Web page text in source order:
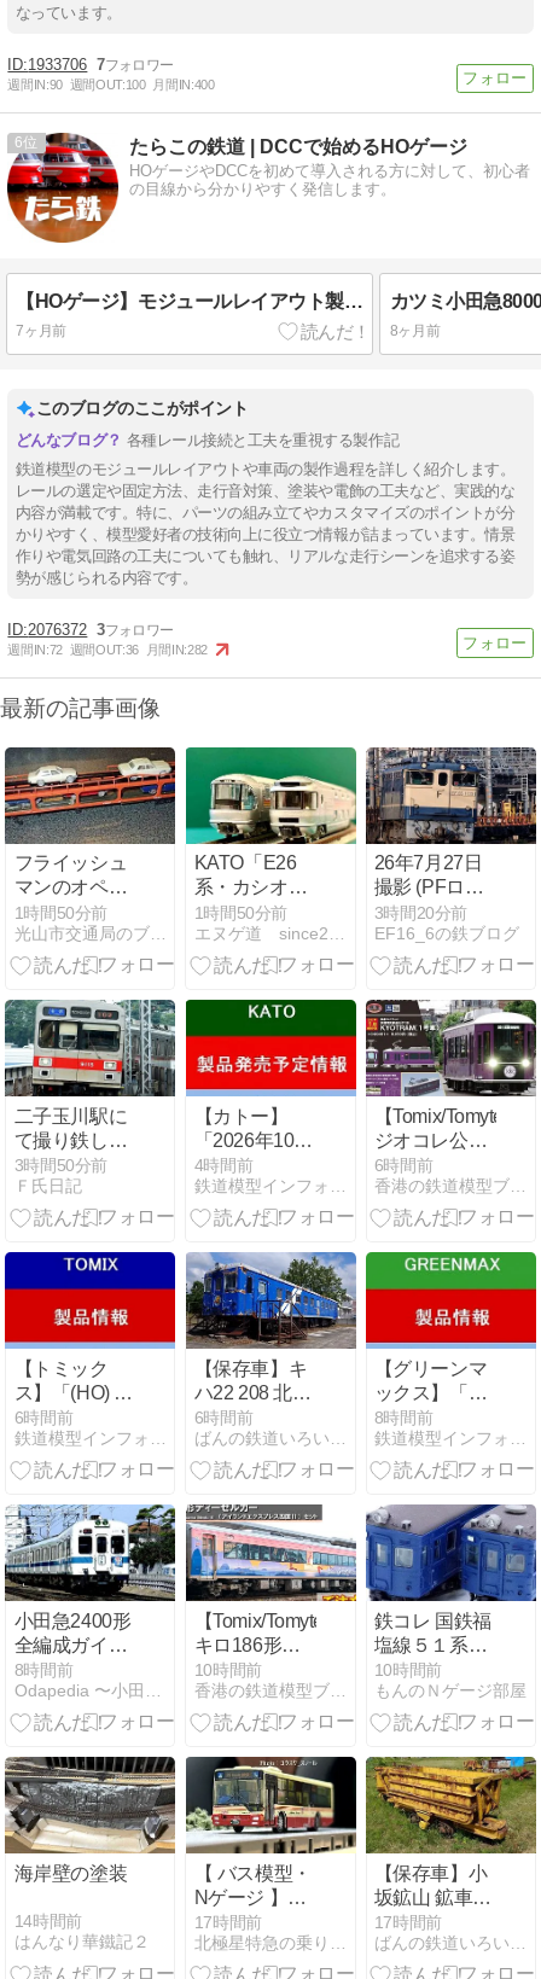
なっています。
1933706 7
週間IN:90 週間OUT:100 月間IN:400
6 たらこの鉄道 | DCCで始めるHOゲージ
HOゲージやDCCを初めて導入される方に対して、初心者
の目線から分かりやすく発信します。
【HOゲージ】モジュールレイアウト製作記3
7ヶ月前 8ヶ月前
このブログのここがポイント
各種レール接続と工夫を重視する製作記
鉄道模型のモジュールレイアウトや車両の製作過程を詳しく紹介します。
レールの選定や固定方法、走行音対策、塗装や電飾の工夫など、実践的な
内容が満載です。特に、パーツの組み立てやカスタマイズのポイントが分
かりやすく、模型愛好者の技術向上に役立つ情報が詰まっています。情景
作りや電気回路の工夫についても触れ、リアルな走行シーンを追求する姿
勢が感じられる内容です。
2076372 3
週間IN:72 週間OUT:36 月間IN:282
最新の記事画像
フライッシュ
マンのオペル
レコルト
1時間50分前
KATO「E26
系・カシオペ
ア」初期製品
のアップデー
ト・その２。
1時間50分前
26年7月27日
撮影 (PFロン
チキ:御着工
臨､DE10短チ
キ:厄神工臨)
3時間20分前
EF16_6の鉄ブログ
二子玉川駅に
て撮り鉄して
撮れた鉄道写
真なのだ！！
（2026/08/01）
3時間50分前
Ｆ氏日記
【カトー】
「2026年10月
発売予定の鉄
道模型新製品
情報！」その
4時間前
鉄道模型インフォメーションブログ
【Tomix/Tomytec】
ジオコレ公布
明年一月新品
6時間前
香港の鉄道模型ブログ，Ｎゲージ，HOゲージ
【トミック
ス】「(HO) 国
鉄 EF62形電
気機関車(2次
形・篠ノ井機
2038＞」鉄道
模型HOゲージ
(26年版)
6時間前
鉄道模型インフォメーションブログ
【保存車】キ
ハ22 208 北海
道中頓別町
6時間前
ばんの鉄道いろいろめぐり
【グリーンマ
ックス】「京
急2100形(更新
車・KEIKYU
BLUE SKY
年記念装飾)8
両編成セット
(動力付き)＜
50851＞」鉄
道模型Nゲー
ジ(26年版)
8時間前
鉄道模型インフォメーションブログ
小田急2400形
全編成ガイ
ド：2477F
8時間前
Odapedia 〜小田急を彩る車両たち〜
【Tomix/Tomytec】
キロ186形套
裝開訂
10時間前
香港の鉄道模型ブログ，Ｎゲージ，HOゲージ
鉄コレ 国鉄福
塩線５１系を
少しだけ加工
10時間前
もんのＮゲージ部屋
海岸壁の塗装
14時間前
はんなり華鐵記２
【 バス模型・
Nゲージ 】全
国バスコレク
ション、日本
交通を購入し
17時間前
北極星特急の乗り物、ホビー、日常手記
【保存車】小
坂鉱山 鉱車
(車番不明1) 秋
田県小坂町
17時間前
ばんの鉄道いろいろめぐり